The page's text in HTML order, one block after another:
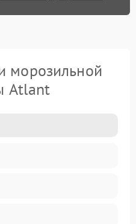
морозильной
Atlant